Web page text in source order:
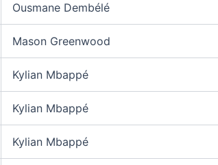
Ousmane Dembélé
Mason Greenwood
Kylian Mbappé
Kylian Mbappé
Kylian Mbappé